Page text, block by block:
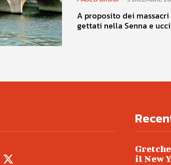
A proposito dei
gettati nella Senna e
il New